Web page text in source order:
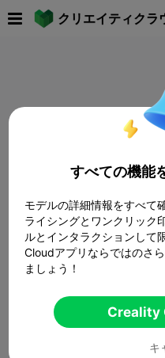
クリエイティクラ
すべての機能
モデルの詳細情報をすべて
ライシングとワンクリック
ルとインタラクションして
Cloudアプリならではのさ
ましょう！
Creality
キ